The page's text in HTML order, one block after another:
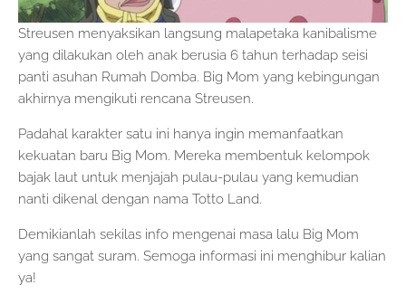
Streusen menyaksikan langsung malapetaka kanibalisme
yang dilakukan oleh anak berusia 6 tahun terhadap seisi
panti asuhan Rumah Domba. Big Mom yang kebingungan
akhirnya mengikuti rencana Streusen.
Padahal karakter satu ini hanya ingin memanfaatkan
kekuatan baru Big Mom. Mereka membentuk kelompok
bajak laut untuk menjajah pulau-pulau yang kemudian
nanti dikenal dengan nama Totto Land.
Demikianlah sekilas info mengenai masa lalu Big Mom
yang sangat suram. Semoga informasi ini menghibur kalian
ya!